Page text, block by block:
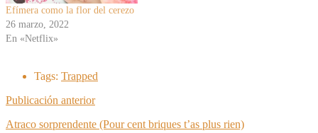
Efímera como la flor del cerezo
26 marzo, 2022
En «Netflix»
Tags: Trapped
Publicación anterior
Atraco sorprendente (Pour cent briques t’as plus rien)